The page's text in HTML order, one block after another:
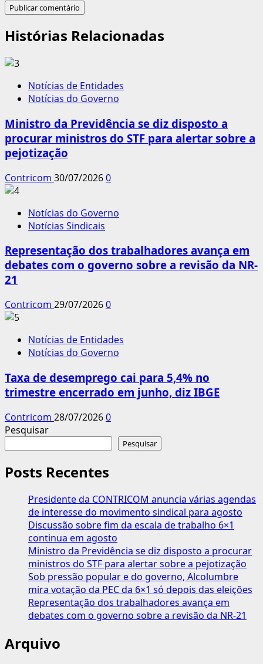
Histórias Relacionadas
Notícias de Entidades
Notícias do Governo
Ministro da Previdência se diz disposto a
procurar ministros do STF para alertar sobre a
pejotização
Contricom 30/07/20260
Notícias do Governo
Notícias Sindicais
Representação dos trabalhadores avança em
debates com o governo sobre a revisão da NR-
21
Contricom 29/07/20260
Notícias de Entidades
Notícias do Governo
Taxa de desemprego cai para 5,4% no
trimestre encerrado em junho, diz IBGE
Contricom 28/07/20260
Pesquisar
Pesquisar
Posts Recentes
Presidente da CONTRICOM anuncia várias agendas
de interesse do movimento sindical para agosto
Discussão sobre fim da escala de trabalho 6×1
continua em agosto
Ministro da Previdência se diz disposto a procurar
ministros do STF para alertar sobre a pejotização
Sob pressão popular e do governo, Alcolumbre
mira votação da PEC da 6×1 só depois das eleições
Representação dos trabalhadores avança em
debates com o governo sobre a revisão da NR-21
Arquivo